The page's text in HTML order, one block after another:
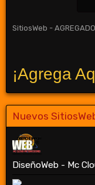
SitiosWeb -
¡Agrega
Nuevos
DiseñoWeb - Mc